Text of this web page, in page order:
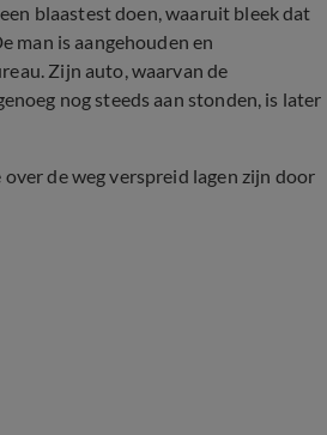
blaastest doen, waaruit bleek dat
man is aangehouden en
Zijn auto, waarvan de
nog steeds aan stonden, is later
de weg verspreid lagen zijn door